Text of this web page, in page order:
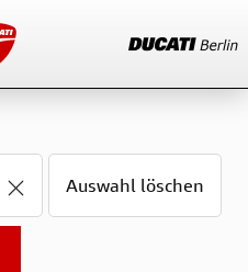
Auswahl löschen